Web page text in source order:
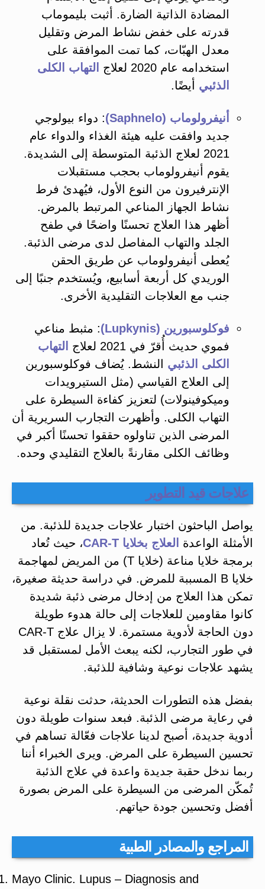
المضادة الذاتية الضارة​. أثبت بليموماب
قدرته على خفض نشاط المرض وتقليل
معدل الهبّات، كما تمت الموافقة على
استخدامه عام 2020 لعلاج
التهاب الكلى
الذئبي أيضًا​.
أنيفرولوماب (Saphnelo)
: دواء بيولوجي
جديد وافقت عليه هيئة الغذاء والدواء عام
2021 لعلاج الذئبة المتوسطة إلى الشديدة​.
يقوم أنيفرولوماب بحجب مستقبلات
الإنترفيرون من النوع الأول، فيُهدئ فرط
نشاط الجهاز المناعي المرتبط بالمرض​.
أظهر هذا العلاج تحسنًا واضحًا في طفح
الجلد والتهاب المفاصل لدى مرضى الذئبة​.
يُعطى أنيفرولوماب عن طريق الحقن
الوريدي كل أربعة أسابيع، ويُستخدم جنبًا إلى
جنب مع العلاجات التقليدية الأخرى​.
فوكلوسبورين (Lupkynis)
: مثبط مناعي
فموي حديث أُقرّ في 2021 لعلاج
التهاب
الكلى الذئبي النشط​. يُضاف فوكلوسبورين
إلى العلاج القياسي (مثل الستيرويدات
وميكوفينولات) لتعزيز كفاءة السيطرة على
التهاب الكلى. وأظهرت التجارب السريرية أن
المرضى الذين تناولوه حققوا تحسنًا أكبر في
وظائف الكلى مقارنةً بالعلاج التقليدي وحده​.
علاجات قيد التطوير
يواصل الباحثون اختبار علاجات جديدة للذئبة. من
الأمثلة الواعدة
العلاج بخلايا CAR-T
، حيث تُعاد
برمجة خلايا مناعة (خلايا T) من المريض لمهاجمة
خلايا B المسببة للمرض. في دراسة حديثة صغيرة،
تمكن هذا العلاج من إدخال مرضى ذئبة شديدة
كانوا مقاومين للعلاجات إلى حالة هدوء طويلة
دون الحاجة لأدوية مستمرة​. لا يزال علاج CAR-T
في طور التجارب، لكنه يبعث الأمل لمستقبل قد
يشهد علاجات نوعية وشافية للذئبة.
بفضل هذه التطورات الحديثة، حدثت نقلة نوعية
في رعاية مرضى الذئبة. فبعد سنوات طويلة دون
أدوية جديدة، أصبح لدينا علاجات فعّالة تساهم في
تحسين السيطرة على المرض​. ويرى الخبراء أننا
ربما ندخل حقبة جديدة واعدة في علاج الذئبة
تُمكّن المرضى من السيطرة على المرض بصورة
أفضل وتحسين جودة حياتهم.
المراجع والمصادر الطبية
Mayo Clinic. Lupus – Diagnosis and